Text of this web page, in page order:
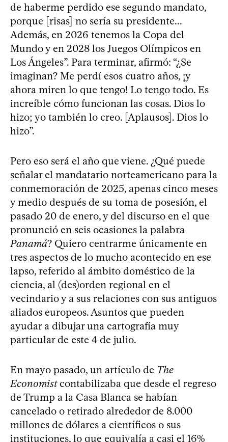
de haberme perdido ese segundo mandato,
porque [risas] no sería su presidente...
Además, en 2026 tenemos la Copa del
Mundo y en 2028 los Juegos Olímpicos en
Los Ángeles”. Para terminar, afirmó: “¿Se
imaginan? Me perdí esos cuatro años, ¡y
ahora miren lo que tengo! Lo tengo todo. Es
increíble cómo funcionan las cosas. Dios lo
hizo; yo también lo creo. [Aplausos]. Dios lo
hizo”.
Pero eso será el año que viene. ¿Qué puede
señalar el mandatario norteamericano para la
conmemoración de 2025, apenas cinco meses
y medio después de su toma de posesión, el
pasado 20 de enero, y del discurso en el que
pronunció en seis ocasiones la palabra
Panamá? Quiero centrarme únicamente en
tres aspectos de lo mucho acontecido en ese
lapso, referido al ámbito doméstico de la
ciencia, al (des)orden regional en el
vecindario y a sus relaciones con sus antiguos
aliados europeos. Asuntos que pueden
ayudar a dibujar una cartografía muy
particular de este 4 de julio.
En mayo pasado, un artículo de The
Economistcontabilizaba que desde el regreso
de Trump a la Casa Blanca se habían
cancelado o retirado alrededor de 8.000
millones de dólares a científicos o sus
instituciones, lo que equivalía a casi el 16%